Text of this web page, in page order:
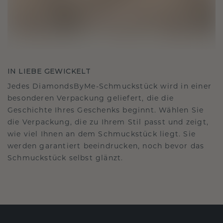
IN LIEBE GEWICKELT
Jedes DiamondsByMe-Schmuckstück wird in einer
besonderen Verpackung geliefert, die die
Geschichte Ihres Geschenks beginnt. Wählen Sie
die Verpackung, die zu Ihrem Stil passt und zeigt,
wie viel Ihnen an dem Schmuckstück liegt. Sie
werden garantiert beeindrucken, noch bevor das
Schmuckstück selbst glänzt.